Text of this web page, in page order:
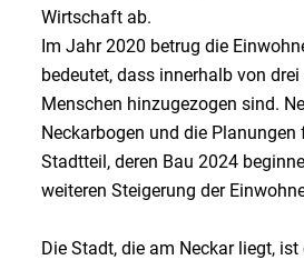
Wirtschaft ab.
Im Jahr 2020 betrug die
bedeutet, dass innerhalb von
Menschen hinzugezogen sind.
Neckarbogen und die Planungen
Stadtteil, deren Bau 2024
weiteren Steigerung der
Die Stadt, die am Neckar liegt,